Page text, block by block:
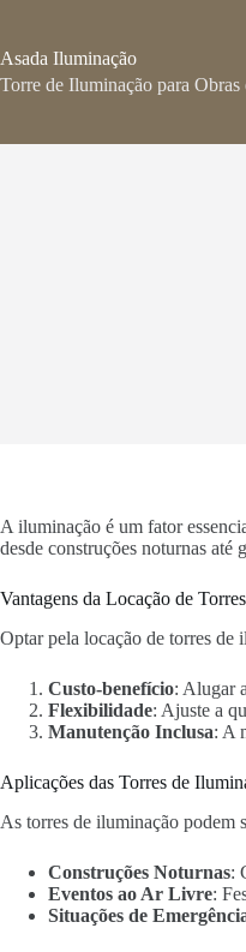
o
conteúdo
Asada Iluminação
Torre de Iluminação para Obras
A iluminação é um fator
desde construções noturnas até
Vantagens da Locação de
Optar pela locação de torres de
Custo-benefício: Alugar
Flexibilidade: Ajuste a
Manutenção Inclusa: A
Aplicações das Torres de
As torres de iluminação podem
Construções Noturnas:
Eventos ao Ar Livre:
Situações de